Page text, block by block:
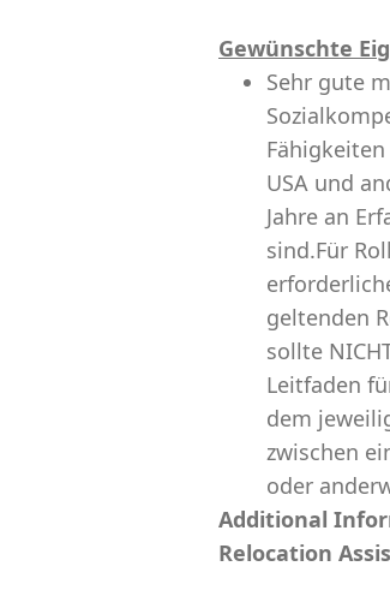
Gewünschte
Sehr gute
USA und
Jahre an
sind.Für
geltenden
sollte
Leitfaden
dem
zwischen
oder
Additional
Relocation